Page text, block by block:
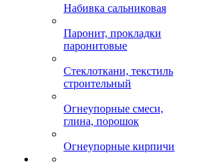
Набивка сальниковая
Паронит, прокладки
паронитовые
Стеклоткани, текстиль
строительный
Огнеупорные смеси,
глина, порошок
Огнеупорные кирпичи